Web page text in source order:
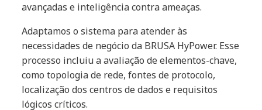
avançadas e inteligência contra ameaças.
Adaptamos o sistema para atender às
necessidades de negócio da BRUSA HyPower. Esse
processo incluiu a avaliação de elementos-chave,
como topologia de rede, fontes de protocolo,
localização dos centros de dados e requisitos
lógicos críticos.